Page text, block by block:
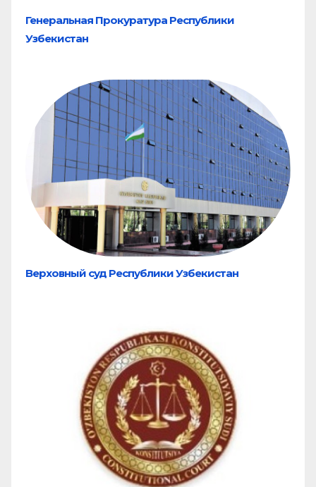
Генеральная Прокуратура Республики
Узбекистан
Верховный суд Республики Узбекистан